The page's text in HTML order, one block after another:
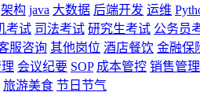
架构 java 大数据 后端开发 运维
考试 司法考试 研究生考试 公务员
服咨询 其他岗位 酒店餐饮 金融保
会议纪要 SOP 成本管控 销售管理
旅游美食 节日节气